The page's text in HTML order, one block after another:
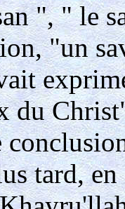
", " le
"un
du
tard,